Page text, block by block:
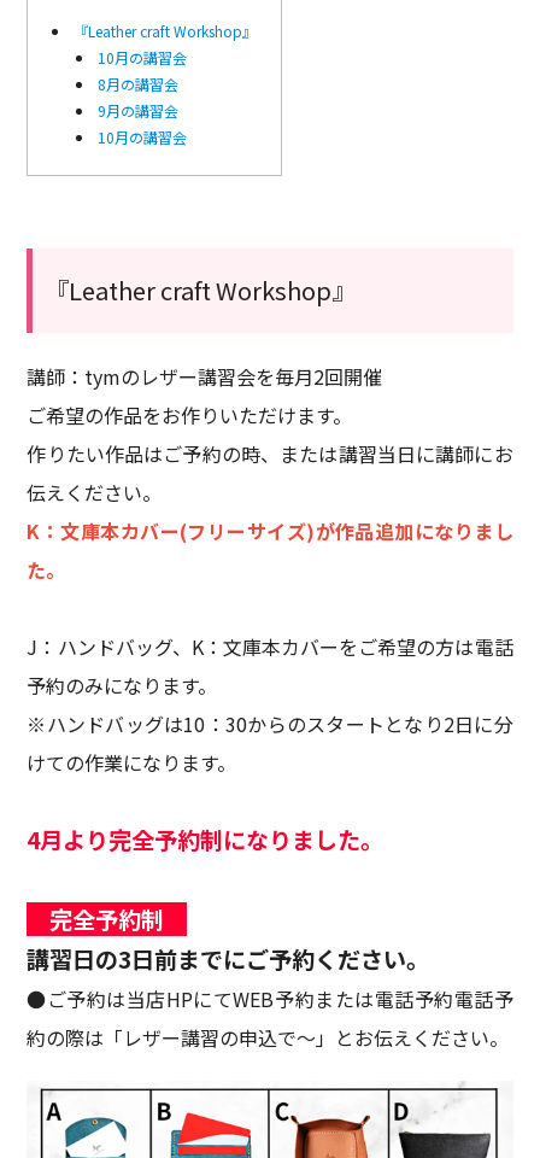
『Leather craft Workshop』
10月の講習会
8月の講習会
9月の講習会
10月の講習会
『Leather craft Workshop』
講師：tymのレザー講習会を毎月2回開催
ご希望の作品をお作りいただけます。
作りたい作品はご予約の時、または講習当日に講師にお
伝えください。
K：文庫本カバー(フリーサイズ)が作品追加になりまし
た。
J：ハンドバッグ、K：文庫本カバーをご希望の方は電話
予約のみになります。
※ハンドバッグは10：30からのスタートとなり2日に分
けての作業になります。
4月より完全予約制になりました。
完全予約制
講習日の3日前までにご予約ください。
●ご予約は当店HPにてWEB予約または電話予約電話予
約の際は「レザー講習の申込で～」とお伝えください。